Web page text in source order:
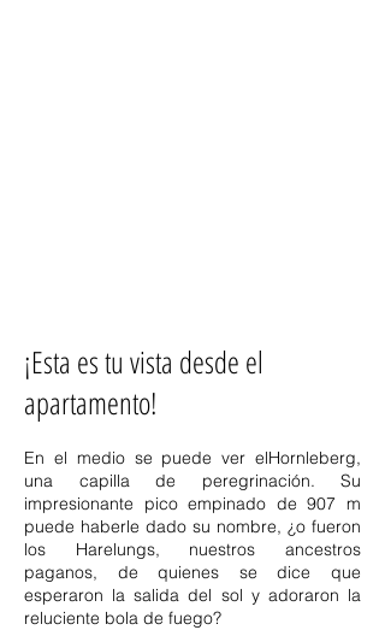
¡Esta es tu vista desde el
apartamento!
En el medio se puede ver elHornleberg,
una capilla de peregrinación. Su
impresionante pico empinado de 907 m
puede haberle dado su nombre, ¿o fueron
los Harelungs, nuestros ancestros
paganos, de quienes se dice que
esperaron la salida del sol y adoraron la
reluciente bola de fuego?